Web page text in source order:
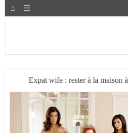
HOME
Expat wife : rester à la maison